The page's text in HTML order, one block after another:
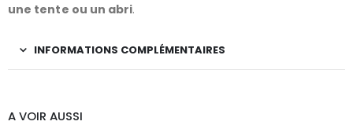
une tente ou un abri.
INFORMATIONS COMPLÉMENTAIRES
A VOIR AUSSI